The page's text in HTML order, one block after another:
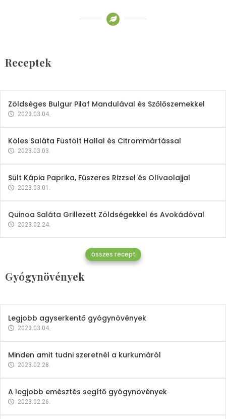
Receptek
2023.03.06.
Zöldséges Bulgur Pilaf Mandulával és Szőlőszemekkel
2023.03.04.
Köles Saláta Füstölt Hallal és Citrommártással
2023.03.03.
Sült Kápia Paprika, Fűszeres Rizzsel és Olívaolajjal
2023.03.01.
Quinoa Saláta Grillezett Zöldségekkel és Avokádóval
2023.02.24.
összes recept
Gyógynövények
Gyógynövények
Mindent a petrezselyemről
2023.12.21.
Legjobb agyserkentő gyógynövények
2023.03.04.
Minden amit tudni szeretnél a kurkumáról
2023.02.28.
A legjobb emésztés segítő gyógynövények
2023.02.26.